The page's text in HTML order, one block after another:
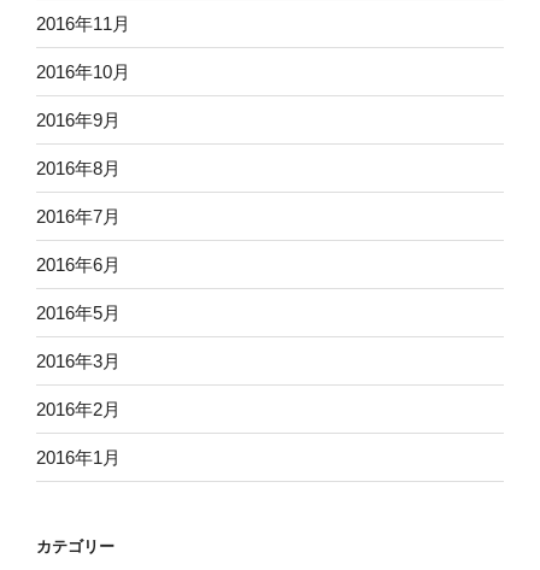
2016年11月
2016年10月
2016年9月
2016年8月
2016年7月
2016年6月
2016年5月
2016年3月
2016年2月
2016年1月
カテゴリー